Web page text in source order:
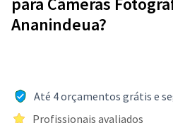
Ananindeua?
Até 4 orçamentos grátis e
Profissionais avaliados